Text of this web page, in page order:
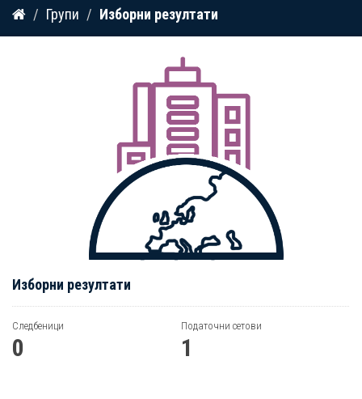
Прескокнете
содржина
Групи Изборни резултати
Изборни резултати
Следбеници
0
Податочни сетови
1